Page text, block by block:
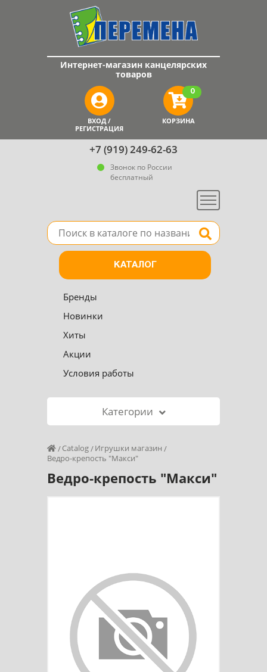
+7 (919) 249-62-63
Звонок по России
бесплатный
Меню
Интернет-магазин канцелярских
товаров
ВХОД /
РЕГИСТРАЦИЯ
КОРЗИНА
0
Поле для поиска товара в каталоге Найти
КАТАЛОГ
Бренды
Новинки
Хиты
Акции
Условия работы
Категории
Catalog
Игрушки магазин
Ведро-крепость "Макси"
Ведро-крепость "Макси"